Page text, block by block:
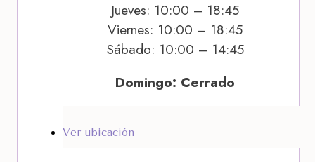
Jueves: 10:00 – 18:45
Viernes: 10:00 – 18:45
Sábado: 10:00 – 14:45
Domingo: Cerrado
Ver ubicación